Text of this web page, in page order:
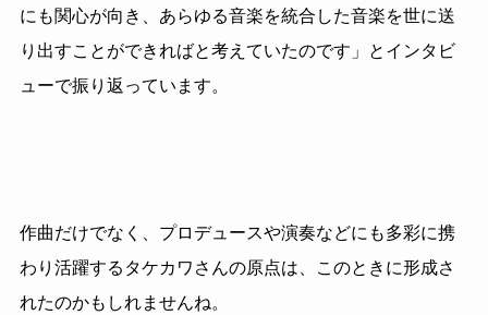
にも関心が向き、あらゆる音楽を統合した音楽を世に送
り出すことができればと考えていたのです」とインタビ
ューで振り返っています。
作曲だけでなく、プロデュースや演奏などにも多彩に携
わり活躍するタケカワさんの原点は、このときに形成さ
れたのかもしれませんね。